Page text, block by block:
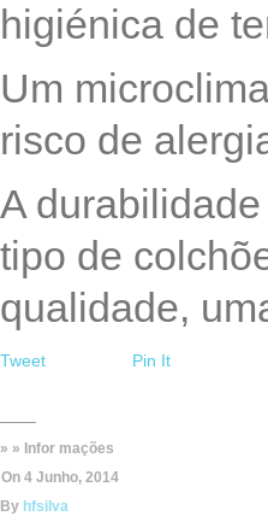
higiénica de
Um
risco de
A
tipo de
qualidade,
Tweet Pin It
» » Infor mações
On 4 Junho, 2014
By hfsilva